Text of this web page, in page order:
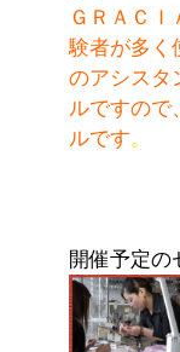
ＧＲＡＣ
験者が多く
のアシスタ
ルですので
ルです。
開催予定の